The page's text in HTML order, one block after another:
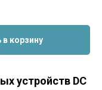
корзину
устройств DC